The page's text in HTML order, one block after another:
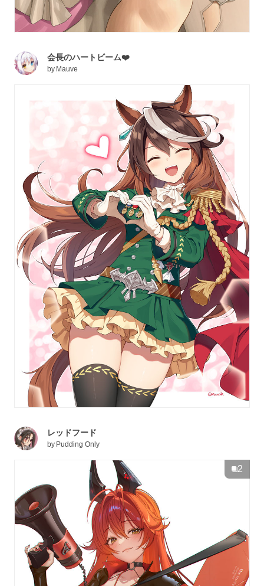
会長のハートビーム❤️
by Mauve
レッドフード
by Pudding Only
2